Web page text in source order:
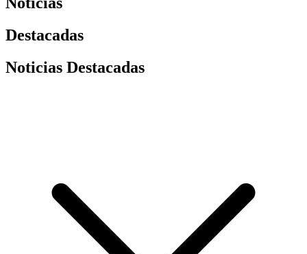
Destacadas
Noticias Destacadas